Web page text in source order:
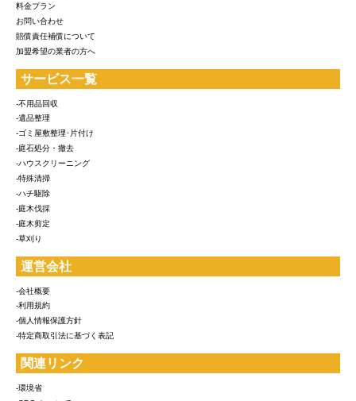
料金プラン
お問い合わせ
賠償責任補償について
加盟希望の業者の方へ
サービス一覧
-不用品回収
-遺品整理
-ゴミ屋敷整理･片付け
-庭石処分・撤去
-ハウスクリーニング
-特殊清掃
-ハチ駆除
-庭木伐採
-庭木剪定
-草刈り
運営会社
-会社概要
-利用規約
-個人情報保護方針
-特定商取引法に基づく表記
関連リンク
-環境省